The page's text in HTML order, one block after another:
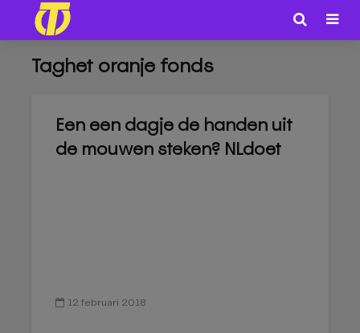
Taghet oranje fonds
Een een dagje de handen uit
de mouwen steken? NLdoet
12 februari 2018